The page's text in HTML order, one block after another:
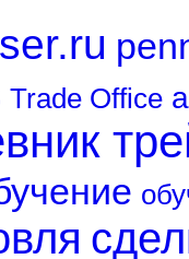
Trade Office